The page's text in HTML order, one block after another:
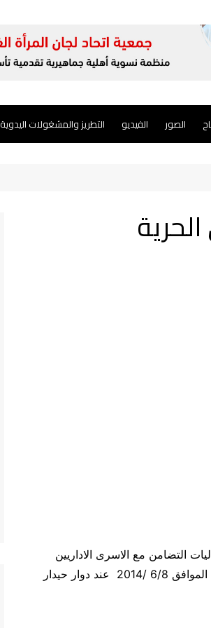
الصور الفيديو التطريز والمشغولات اليدوية
التضامن مع الاسرى الاداريين
المضربين عن الطعام وذلك في تمام العاشرة والنصف من صباح يوم الأحد الموافق 6/8 /2014 عند دوار حيدار